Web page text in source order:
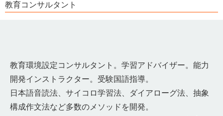
教育コンサルタント
教育環境設定コンサルタント。学習アドバイザー。能力
開発インストラクター。受験国語指導。
日本語音読法、サイコロ学習法、ダイアローグ法、抽象
構成作文法など多数のメソッドを開発。